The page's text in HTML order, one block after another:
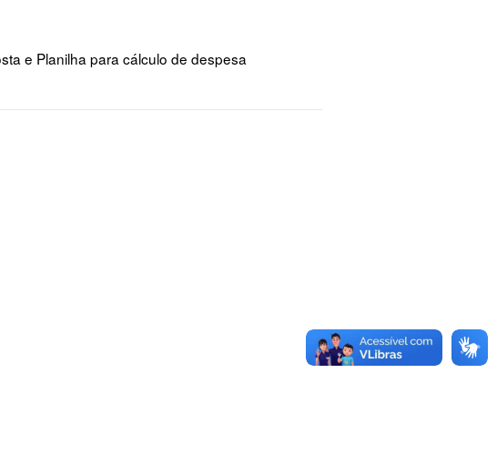
e Planilha para cálculo de despesa